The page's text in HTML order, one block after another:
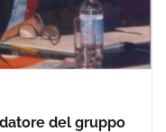
del gruppo